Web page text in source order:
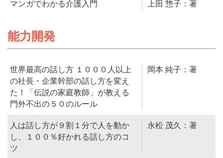
マンガでわかる介護入門 上田 惣子：著
能力開発
世界最高の話し方 １０００人以上
の社長・企業幹部の話し方を変え
た！「伝説の家庭教師」が教える
門外不出の５０のルール
岡本 純子：著
人は話し方が９割１分で人を動か
し、１００％好かれる話し方のコ
ツ
永松 茂久：著